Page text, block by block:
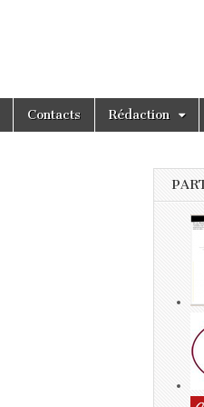
Contacts Rédaction